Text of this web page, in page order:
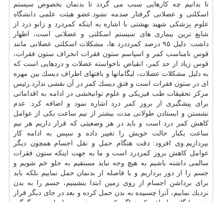
تا بدانیم چه كارهایی سبب می گردد تا بدنمان بخصوص سیستم
اسكلتی و عضلانی گرفتار صدمه نشود.عضو هیئت علمی دانشگاه
علوم پزشكی شهید بهشتی با اشاره به اینكه كمردرد و زانو درد از
شایع ترین بیماری های سیستم اسكلتی و عضلانی است، اظهار
داشت: دلیل ۹۵ درصد كمرددرد ها، مشكلات اسكلتی عضلانی مانند
قوس نامناسب كمر و اسپاسم ستون فقرات انحراف ستون فقرات،
قوس زیاد از حد كمر، انقباض ناخواسته عضلات و دردهایی است كه
به دلیل مشكلات عضلات، لیگامانها و بافتهای اطراف دیسك بین مهره
ای در ستون فقرات است و فتق دیسك كمر در آن نقشی ندارد.رئیس
مركز تحقیقات طب فیزیكی و علوم توانبخشی در ادامه به اقداماتی
برای پیشگیری از بروز كمر درد اشاره نمود و اضافه كرد: عدم
نشستن و ایستادن طولانی مدت بیشتر از نیم ساعت یكی از عوامل
كاهش كمر درد است و باید در هر وضعیتی كه قرار داریم هر نیم
ساعت یكبار حالت خویش را تغییر داده و سپس به ادامه كار
بپردازیم.وی افزود: دقت هنگام حمل و نقل اجسام همچون دیگر
عوامل كاهش بروز كمردرد است و ما به جهت اینكه ستون فقرات
سالمی داشته باشیم به هیچ وجه نباید مستقیم به جلو خم شویم و
جسم را از دور برداریم و با فاصله از بدنمان حمل نماییم بلكه باید
برای برداشن اجسام از روی زمین ابتدا بنشینیم، جسم را به بدن
نزدیك نماییم، آنرا چسبیده به بدن حمل كرده و بعد در جای دیگر قرار